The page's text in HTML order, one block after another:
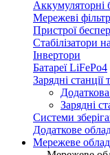
Аккумуляторні
Мережеві
Пристрої
Стабілізатори
Інвертори
Батареї LiFePo4
Зарядні станції
Додаткова
Зарядні
Системи
Додаткове
Мережеве